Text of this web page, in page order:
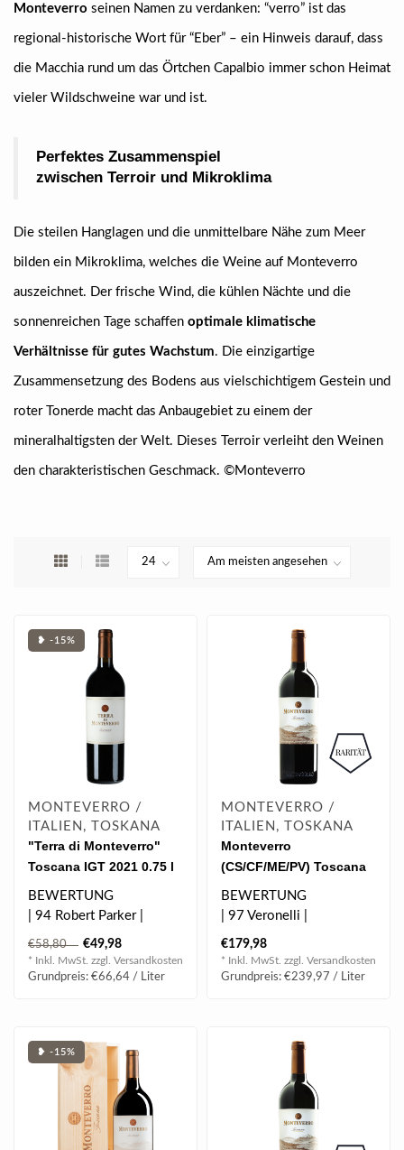
Monteverro seinen Namen zu verdanken: “verro” ist das
regional-historische Wort für “Eber” – ein Hinweis darauf, dass
die Macchia rund um das Örtchen Capalbio immer schon Heimat
vieler Wildschweine war und ist.
Perfektes Zusammenspiel
zwischen Terroir und Mikroklima
Die steilen Hanglagen und die unmittelbare Nähe zum Meer
bilden ein Mikroklima, welches die Weine auf Monteverro
auszeichnet. Der frische Wind, die kühlen Nächte und die
sonnenreichen Tage schaffen optimale klimatische
Verhältnisse für gutes Wachstum. Die einzigartige
Zusammensetzung des Bodens aus vielschichtigem Gestein und
roter Tonerde macht das Anbaugebiet zu einem der
mineralhaltigsten der Welt. Dieses Terroir verleiht den Weinen
den charakteristischen Geschmack. ©Monteverro
❥ -15%
MONTEVERRO /
ITALIEN, TOSKANA
"Terra di Monteverro"
Toscana IGT 2021 0.75 l
BEWERTUNG
| 94 Robert Parker |
| 94 Falstaff |
| 93 James Suckling |
| 93 Ve..
€58,80 €49,98
* Inkl. MwSt. zzgl. Versandkosten
Grundpreis: €66,64 / Liter
MONTEVERRO /
ITALIEN, TOSKANA
Monteverro
(CS/CF/ME/PV) Toscana
IGT 2013 0.75 l
BEWERTUNG
| 97 Veronelli |
| 97 James Suckling |
| 97 Falstaff |
| 95 Wine A..
€179,98
* Inkl. MwSt. zzgl. Versandkosten
Grundpreis: €239,97 / Liter
❥ -15%